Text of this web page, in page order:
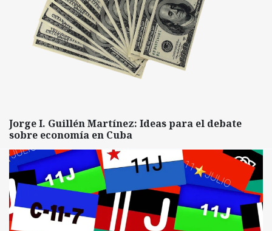
Jorge I. Guillén Martínez: Ideas para el debate
sobre economía en Cuba